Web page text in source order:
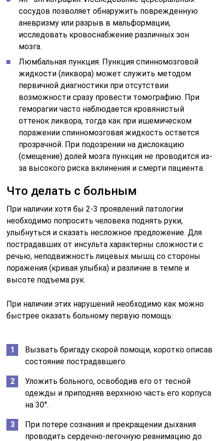
сосудов позволяет обнаружить поврежденную
аневризму или разрыв в мальформации,
исследовать кровоснабжение различных зон
мозга.
Люмбальная пункция. Пункция спинномозговой
жидкости (ликвора) может служить методом
первичной диагностики при отсутствии
возможности сразу провести томографию. При
геморагии часто наблюдается кровянистый
оттенок ликвора, тогда как при ишемическом
поражении спинномозговая жидкость остается
прозрачной. При подозрении на дислокацию
(смещение) долей мозга пункция не проводится из-
за высокого риска вклинения и смерти пациента.
Что делать с больным
При наличии хотя бы 2-3 проявлений патологии
необходимо попросить человека поднять руки,
улыбнуться и сказать несложное предложение. Для
пострадавших от инсульта характерны сложности с
речью, неподвижность лицевых мышц со стороны
поражения (кривая улыбка) и различие в темпе и
высоте подъема рук.
При наличии этих нарушений необходимо как можно
быстрее оказать больному первую помощь:
Вызвать бригаду скорой помощи, коротко описав
состояние пострадавшего.
Уложить больного, освободив его от тесной
одежды и приподняв верхнюю часть его корпуса
на 30°.
При потере сознания и прекращении дыхания
проводить сердечно-легочную реанимацию до